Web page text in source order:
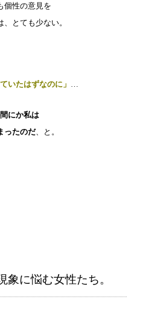
個性の意見を
とても少ない。
いたはずなのに」
にか私は
ったのだ、と。
象に悩む女性たち。